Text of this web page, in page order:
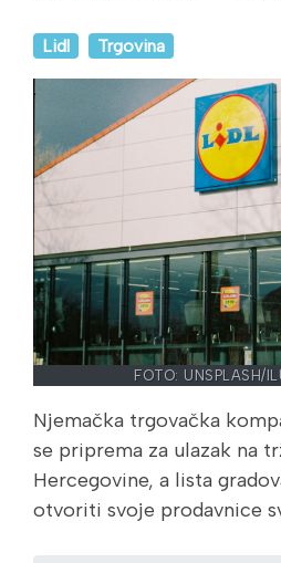
Lidl Trgovina
FOTO: UNSPLASH/
Njemačka trgovačka
se priprema za ulazak na
Hercegovine, a lista
otvoriti svoje prodavnice